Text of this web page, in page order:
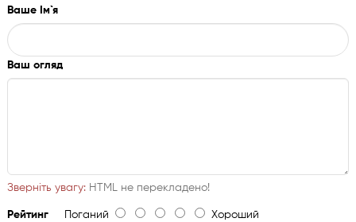
Ваше Ім`я
Ваш огляд
Зверніть увагу:HTML не перекладено!
РейтингПоганий Хороший